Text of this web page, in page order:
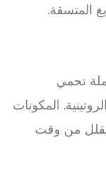
المتسقة.
تحمي
المكونات
يقلل من وقت